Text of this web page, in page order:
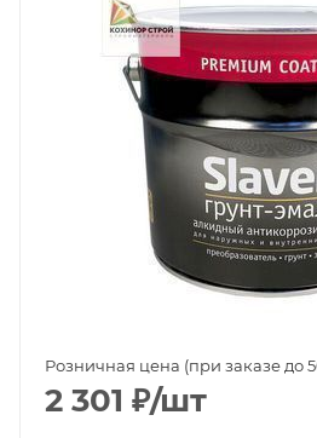
Розничная цена (при заказе до
2 301 ₽/шт